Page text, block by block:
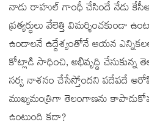
నాడు రాహుల్ గాంధీ చేసిందే నేడు కేసీఆర్‌
ప్రత్యర్ధులు వేలెత్తి
ఉండాలనే ఉద్దేశ్యంతోనే ఆయన
కోట్లాడి సాధించి, అభివృద్ధి చేసుకున్న
సర్వ నాశనం చేసేస్తోందని పదేపదే
ముఖ్యమంత్రిగా తెలంగాణను
ఉంటుంది కదా?